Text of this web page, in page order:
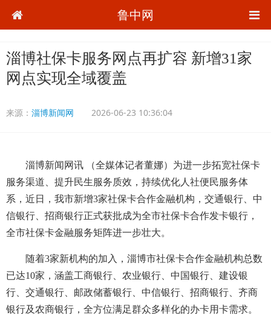
鲁中网
淄博社保卡服务网点再扩容 新增31家
网点实现全域覆盖
来源： 淄博新闻网 2026-06-23 10:36:04
淄博新闻网讯 （全媒体记者董娜）为进一步拓宽社保卡
服务渠道、提升民生服务质效，持续优化人社便民服务体
系，近日，我市新增3家社保卡合作金融机构，交通银行、中
信银行、招商银行正式获批成为全市社保卡合作发卡银行，
全市社保卡金融服务矩阵进一步壮大。
随着3家新机构的加入，淄博市社保卡合作金融机构总数
已达10家，涵盖工商银行、农业银行、中国银行、建设银
行、交通银行、邮政储蓄银行、中信银行、招商银行、齐商
银行及农商银行，全方位满足群众多样化的办卡用卡需求。